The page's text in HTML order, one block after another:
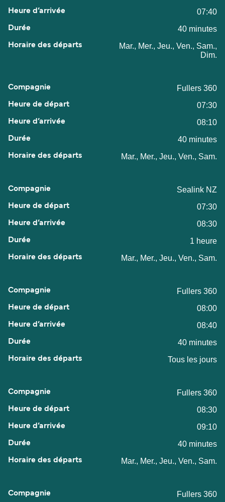
07:40
40 minutes
Mar., Mer., Jeu., Ven., Sam.,
Dim.
Fullers 360
07:30
08:10
40 minutes
Mar., Mer., Jeu., Ven., Sam.
Sealink NZ
07:30
08:30
1 heure
Mar., Mer., Jeu., Ven., Sam.
Fullers 360
08:00
08:40
40 minutes
Tous les jours
Fullers 360
08:30
09:10
40 minutes
Mar., Mer., Jeu., Ven., Sam.
Fullers 360